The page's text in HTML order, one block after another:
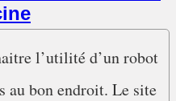
l’utilité d’un robot
au bon endroit. Le site